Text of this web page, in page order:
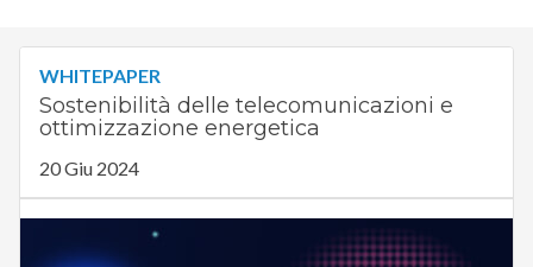
WHITEPAPER
Sostenibilità delle telecomunicazioni e
ottimizzazione energetica
20 Giu 2024